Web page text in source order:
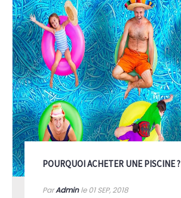
POURQUOI ACHETER UNE PISCINE ?
ParAdminle 01SEP, 2018